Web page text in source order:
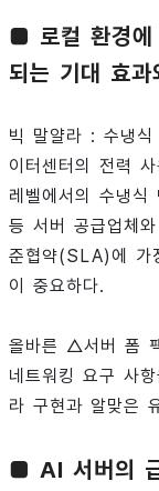
■ 로컬 환경에
되는 기대 효
빅 말얄라 : 수냉식
이터센터의 전력
레벨에서의 수냉
등 서버 공급업체
준협약(SLA)에 가
이 중요하다.
올바른 △서버 폼
네트워킹 요구 사
라 구현과 알맞은
■ AI 서버의